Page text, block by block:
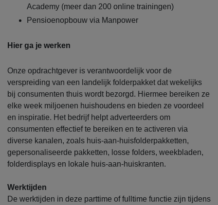
Academy (meer dan 200 online trainingen)
Pensioenopbouw via Manpower
Hier ga je werken
Onze opdrachtgever is verantwoordelijk voor de
verspreiding van een landelijk folderpakket dat wekelijks
bij consumenten thuis wordt bezorgd. Hiermee bereiken ze
elke week miljoenen huishoudens en bieden ze voordeel
en inspiratie. Het bedrijf helpt adverteerders om
consumenten effectief te bereiken en te activeren via
diverse kanalen, zoals huis-aan-huisfolderpakketten,
gepersonaliseerde pakketten, losse folders, weekbladen,
folderdisplays en lokale huis-aan-huiskranten.
Werktijden
De werktijden in deze parttime of fulltime functie zijn tijdens